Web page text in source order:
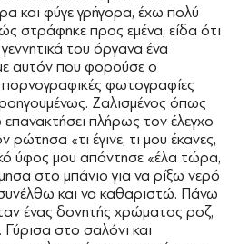
και φύγε γρήγορα, έχω πολύ
στράφηκε προς εμένα, είδα ότι
του όργανα ένα
με αυτόν που φορούσε ο
πορνογραφικές φωτογραφίες
Ζαλισμένος όπως
πλήρως τον έλεγχο
«τι έγινε, τι μου έκανες,
ύφος μου απάντησε «έλα τώρα,
στο μπάνιο για να ρίξω νερό
και να καθαριστώ. Πάνω
ένας δονητής χρώματος ροζ,
στο σαλόνι και